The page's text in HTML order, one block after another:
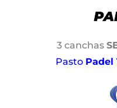
3 canchas
Pasto Padel